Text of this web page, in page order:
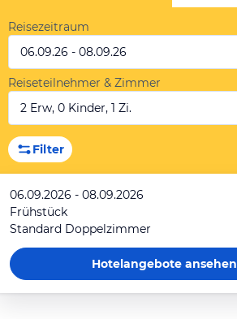
Reisezeitraum
06.09.26 - 08.09.26
Reiseteilnehmer & Zimmer
2 Erw, 0 Kinder, 1 Zi.
Filter
06.09.2026 - 08.09.2026
Frühstück
Standard Doppelzimmer
Hotelangeboteansehen